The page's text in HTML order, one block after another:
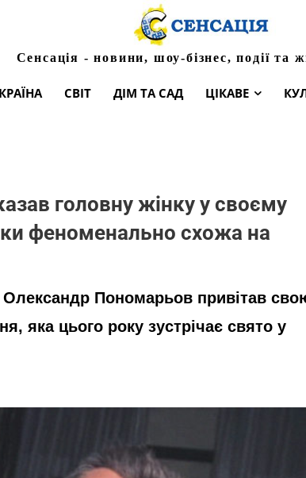
Сенсація - новини, шоу-бізнес, події та
СВІТ ДІМ ТА САД ЦІКАВЕ
головну жінку у своєму
феноменально схожа на
Олександр Пономарьов привітав
яка цього року зустрічає свято у